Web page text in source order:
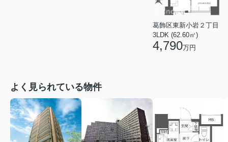
葛飾区東新小岩２丁目
3LDK (62.60㎡)
4,790万円
よく見られている物件